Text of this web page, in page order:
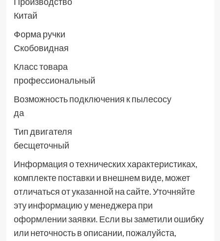
Китай
Форма ручки
Скобовидная
Класс товара
профессиональный
Возможность подключения к пылесосу
да
Тип двигателя
бесщеточный
Информация о технических характеристиках,
комплекте поставки и внешнем виде, может
отличаться от указанной на сайте. Уточняйте
эту информацию у менеджера при
оформлении заявки. Если вы заметили ошибку
или неточность в описании, пожалуйста,